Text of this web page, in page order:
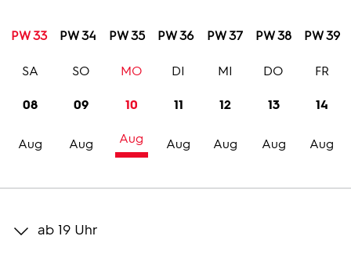
Programm
Trailer
Bilder
PW 33 PW 34 PW 35 PW 36 PW 37 PW 38 PW 39
08
Aug
SA
09
Aug
SO
10
Aug
MO
11
Aug
DI
12
Aug
MI
13
Aug
DO
14
Aug
FR
ab 19 Uhr